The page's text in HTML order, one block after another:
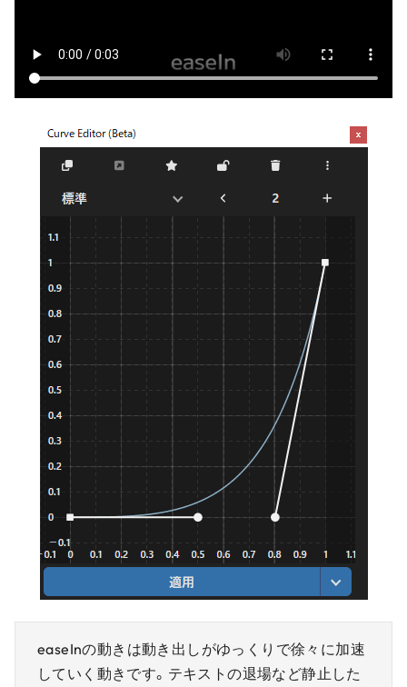
easeInの動きは動き出しがゆっくりで徐々に加速
していく動きです。テキストの退場など静止した